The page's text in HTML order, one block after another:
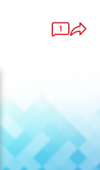
1